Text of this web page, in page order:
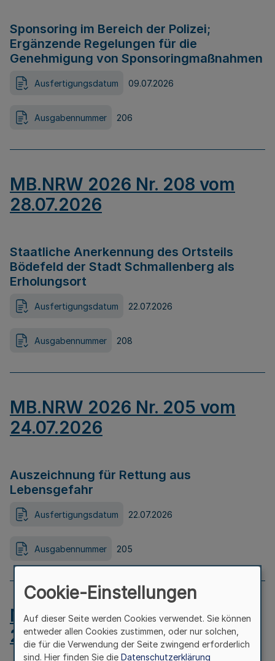
Sponsoring im Bereich der Polizei;
Ergänzende Regelungen für die
Genehmigung von Sponsoringmaßnahmen
Ausfertigungsdatum 09.07.2026
Ausgabennummer 206
MB.NRW 2026 Nr. 208 vom
28.07.2026
Staatliche Anerkennung des Ortsteils
Bödefeld der Stadt Schmallenberg als
Erholungsort
Ausfertigungsdatum 22.07.2026
Ausgabennummer 208
MB.NRW 2026 Nr. 205 vom
24.07.2026
Auszeichnung für Rettung aus
Lebensgefahr
Ausfertigungsdatum 22.07.2026
Ausgabennummer 205
MB.NRW 2026 Nr. 204 vom
24.07.2026
Cookie-Einstellungen
Auf dieser Seite werden Cookies verwendet. Sie können
entweder allen Cookies zustimmen, oder nur solchen,
die für die Verwendung der Seite zwingend erforderlich
sind. Hier finden Sie die Datenschutzerklärung